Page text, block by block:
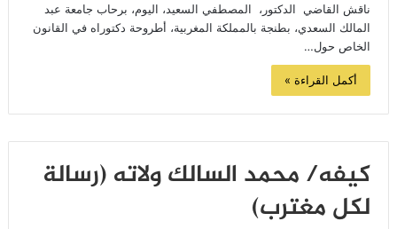
ناقش القاضي الدكتور، المصطفي السعيد، اليوم، برحاب جامعة عبد
المالك السعدي، بطنجة بالمملكة المغربية، أطروحة دكتوراه في القانون
الخاص حول…
أكمل القراءة »
كيفه/ محمد السالك ولاته (رسالة
لكل مغترب)